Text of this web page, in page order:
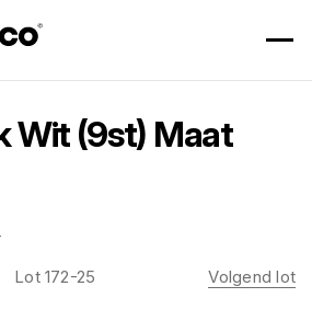
Wit (9st) Maat
Lot 172-25 Volgend lot